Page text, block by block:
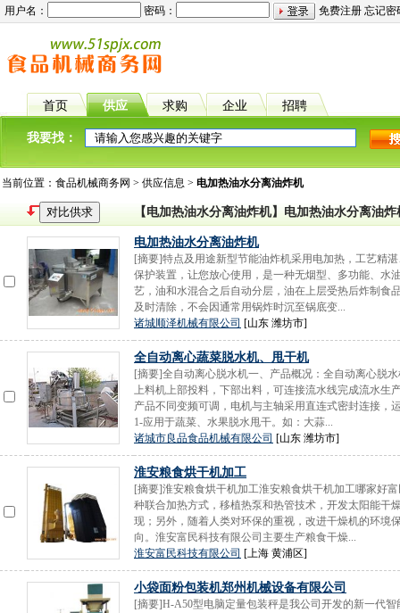
用户名： 密码： 免费注册 忘记密
首页 供应 求购 企业 招聘
我要找：
当前位置： 食品机械商务网 > 供应信息 > 电加热油水分离油炸机
【电加热油水分离油炸机】电加热油水分离油炸
电加热油水分离油炸机
[摘要]特点及用途新型节能油炸机采用电加热，工艺精
保护装置，让您放心使用，是一种无烟型、多功能、水
艺，油和水混合之后自动分层，油在上层受热后炸制食
及时清除，不会因通常用锅炸时沉至锅底变...
诸城顺泽机械有限公司 [山东 潍坊市]
全自动离心蔬菜脱水机、甩干机
[摘要]全自动离心脱水机一、产品概况：全自动离心脱
上料机上部投料，下部出料，可连接流水线完成流水生
产品不同变频可调，电机与主轴采用直连式密封连接，
1-应用于蔬菜、水果脱水甩干。如：大蒜...
诸城市良品食品机械有限公司 [山东 潍坊市]
淮安粮食烘干机加工
[摘要]淮安粮食烘干机加工淮安粮食烘干机加工哪家好
种联合加热方式，移植热泵和热管技术，开发太阳能干
现；另外，随着人类对环保的重视，改进干燥机的环境
向。淮安富民科技有限公司主要生产粮食干燥...
淮安富民科技有限公司 [上海 黄浦区]
小袋面粉包装机郑州机械设备有限公司
[摘要]H-A50型电脑定量包装秤是我公司开发的新一代